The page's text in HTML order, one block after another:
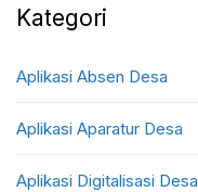
Kategori
Aplikasi Absen Desa
Aplikasi Aparatur Desa
Aplikasi Digitalisasi Desa